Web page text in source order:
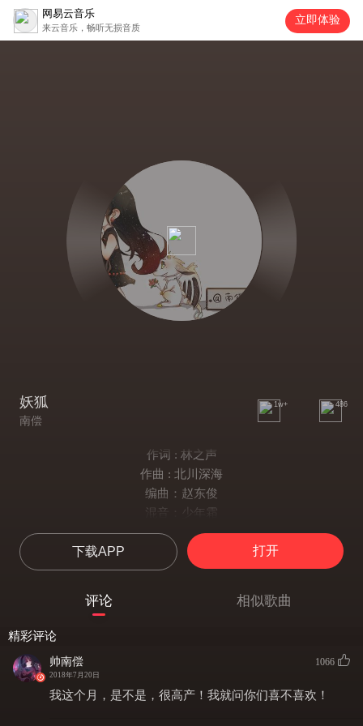
网易云音乐
来云音乐，畅听无损音质
立即体验
妖狐
南偿
1w+ 486
作词 : 林之声
作曲 : 北川深海
编曲：赵东俊
混音：少年霜
云上万里是曾经
深情抚剑追忆
回首辗转衣襟
蜉蝣飞过仙草与往昔
下载APP 打开
评论 相似歌曲
精彩评论
帅南偿
2018年7月20日
1066
我这个月，是不是，很高产！我就问你们喜不喜欢！